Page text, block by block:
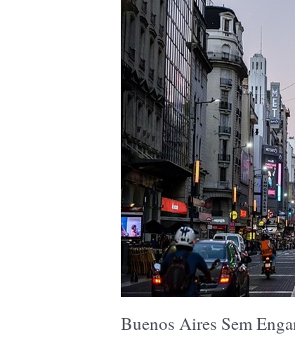
Buenos Aires Sem